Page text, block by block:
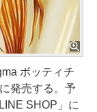
ボッティチ
発売する。予
SHOP」に